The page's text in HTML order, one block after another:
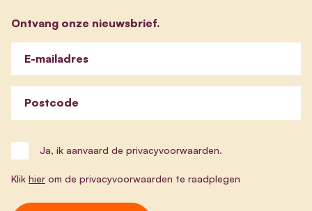
Ontvang onze nieuwsbrief.
E-mailadres
Postcode
Ja, ik aanvaard de privacyvoorwaarden.
Klik hier om de privacyvoorwaarden te raadplegen